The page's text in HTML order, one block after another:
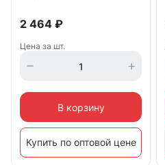
2 464 ₽
Цена за шт.
В корзину
Купить по оптовой цене